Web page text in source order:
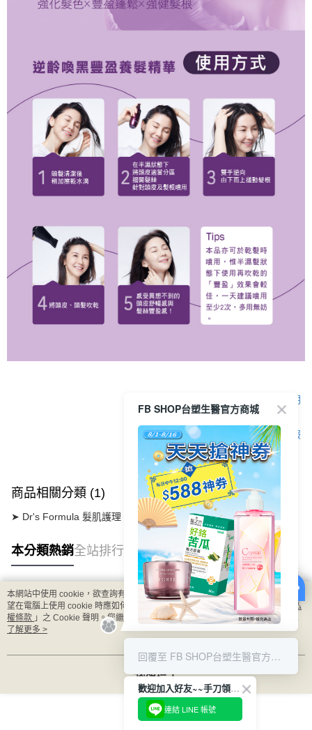
顯示電腦版詳細說明
客服
商品相關分類 (1)
➤ Dr's Formula 髮肌護理 【頭皮護理】 逆齡喚黑洗護系列
本分類熱銷全站排行
熱門標籤
本網站中使用 cookie，欲查詢有關本網站使用 cookie 方式之詳情，及若您不希
望在電腦上使用 cookie 時應如何變更電腦的 cookie 設定，請參閱本網站「
隱私
權條款 」之 Cookie 聲明。您繼續使用本網站即表示您同意本公司得按本網站使
用條款之 Cookie 聲明使用 cookie。
了解更多 >
我知道了
FB SHOP台塑生醫官方商城
8/1-8/16 搶588神券
回覆至 FB SHOP台塑生醫官方商城
歡迎加入好友~~手刀領優惠!
連結 LINE 帳號